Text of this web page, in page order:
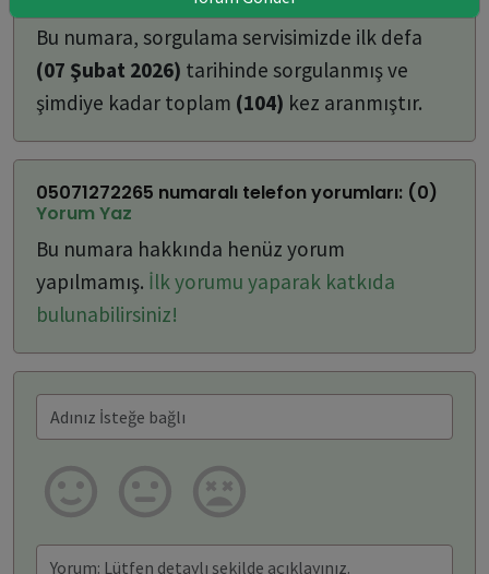
Bu numara, sorgulama servisimizde ilk defa
(07 Şubat 2026) tarihinde sorgulanmış ve
şimdiye kadar toplam (104) kez aranmıştır.
05071272265 numaralı telefon yorumları: (0)
Yorum Yaz
Bu numara hakkında henüz yorum
yapılmamış. İlk yorumu yaparak katkıda
bulunabilirsiniz!